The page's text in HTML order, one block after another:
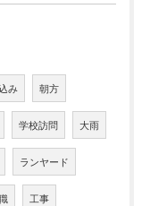
み 朝方
学校訪問 大雨
ランヤード
工事